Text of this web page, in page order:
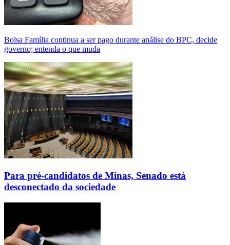
Bolsa Família continua a ser pago durante análise do BPC, decide
governo; entenda o que muda
Para pré-candidatos de Minas, Senado está
desconectado da sociedade